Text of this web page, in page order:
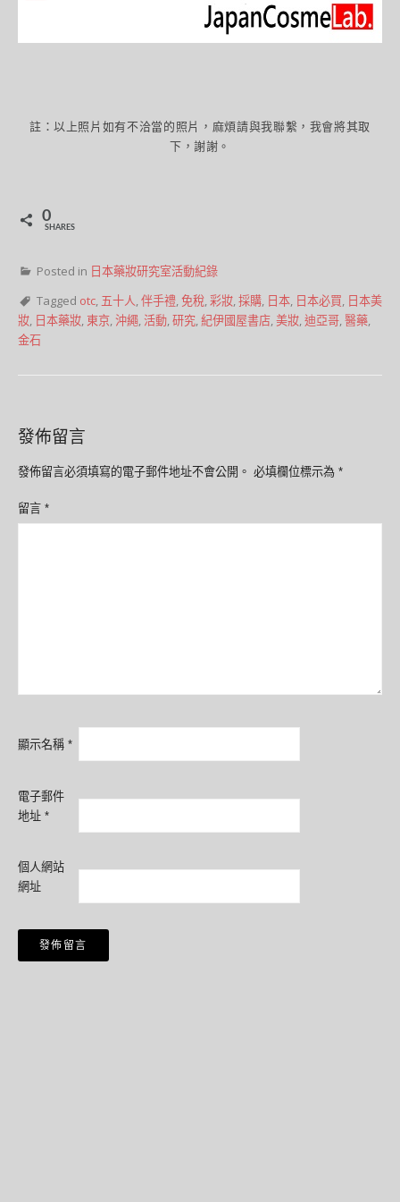
註：以上照片如有不洽當的照片，麻煩請與我聯繫，我會將其取
下，謝謝。
0
SHARES
Posted in 日本藥妝研究室活動紀錄
Tagged otc, 五十人,伴手禮,免稅,彩妝,採購, 日本, 日本必買, 日本美
妝, 日本藥妝, 東京, 沖繩,活動,研究,紀伊國屋書店,美妝,迪亞哥,醫藥,
金石
發佈留言
發佈留言必須填寫的電子郵件地址不會公開。 必填欄位標示為 *
留言 *
顯示名稱 *
電子郵件
地址 *
個人網站
網址